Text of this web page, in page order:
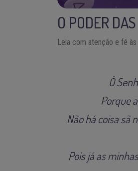
O PODER
Leia com atenção e fé às
Ó
Porque
Não há coisa sã
Pois já as